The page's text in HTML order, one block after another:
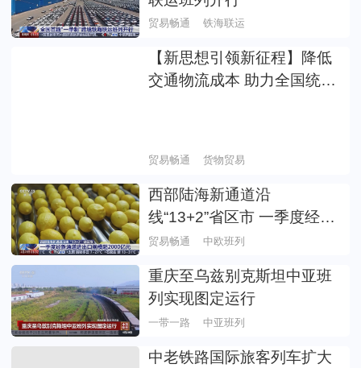
贸易畅通 铁海联运
【新思想引领新征程】降低
交通物流成本 助力全国统一
贸易畅通 货物贸易
西部陆海新通道沿
线“13+2”省区市 一季度经新
通道进出口规模超2000亿元
贸易畅通 中欧班列
重庆至乌兹别克斯坦中亚班
列实现图定运行
一带一路 中亚班列
中老铁路国际旅客列车扩大